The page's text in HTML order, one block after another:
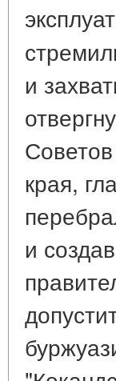
и
края,
и